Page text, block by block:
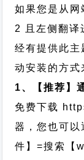
如果您是从
2 且左侧翻译
经有提供此主
动安装的方式
1、【推荐】
免费下载
器，您也可以
件】=搜索【